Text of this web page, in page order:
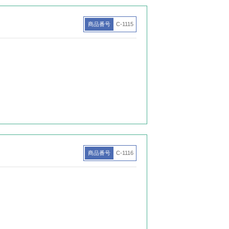
商品番号 C-1115
商品番号 C-1116